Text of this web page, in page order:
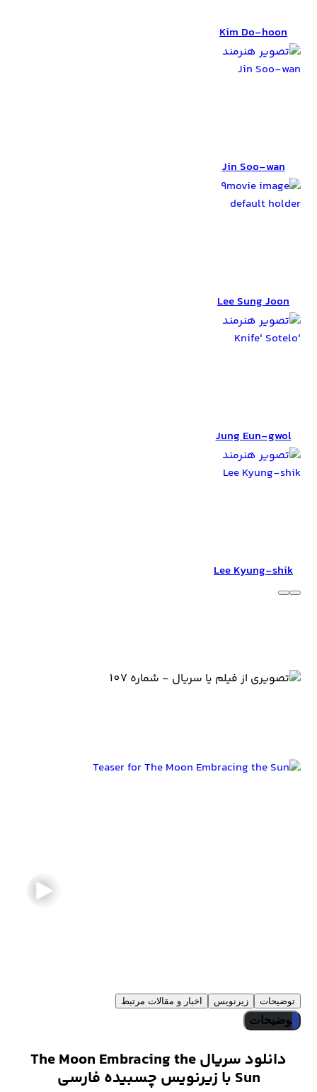
Kim Do-hoon
Jin Soo-wan
Lee Sung Joon
Jung Eun-gwol
Lee Kyung-shik
توضیحات زیرنویس اخبار و مقالات مرتبط
توضیحات
دانلود سریال The Moon Embracing the
Sun با زیرنویس چسبیده فارسی